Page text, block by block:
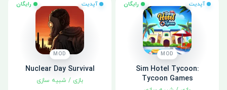
آپدیت رایگان
MOD
Sim Hotel Tycoon:
Tycoon Games
آپدیت رایگان
MOD
Nuclear Day Survival
بازی / شبیه سازی